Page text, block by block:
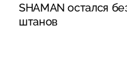
SHAMAN остался
штанов